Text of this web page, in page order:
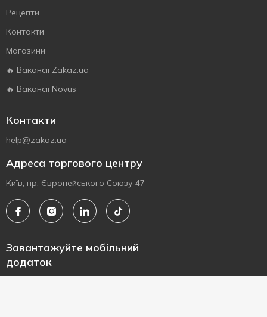
Рецепти
Контакти
Магазини
🔥 Вакансії Zakaz.ua
🔥 Вакансії Novus
Контакти
help@zakaz.ua
Адреса торгового центру
Київ, пр. Європейського Союзу 47
Завантажуйте мобільний
додаток